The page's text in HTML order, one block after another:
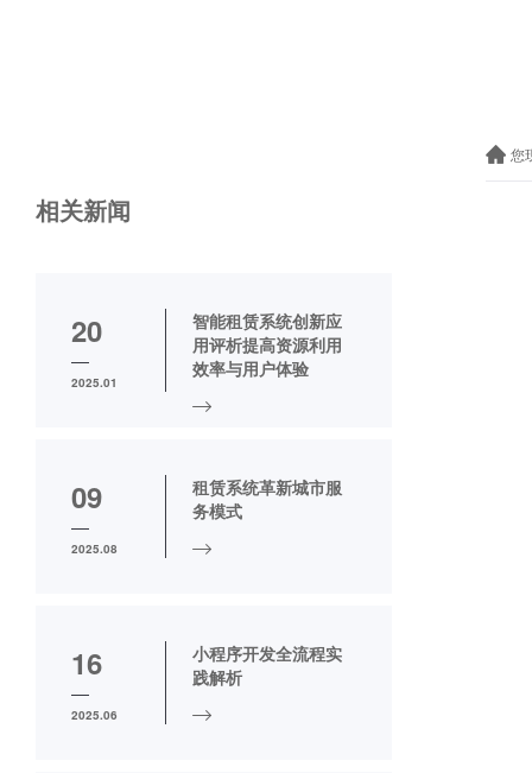
相关新闻
20
2025.01
智能租赁系统创新应
用评析提高资源利用
效率与用户体验
09
2025.08
租赁系统革新城市服
务模式
16
2025.06
小程序开发全流程实
践解析
您